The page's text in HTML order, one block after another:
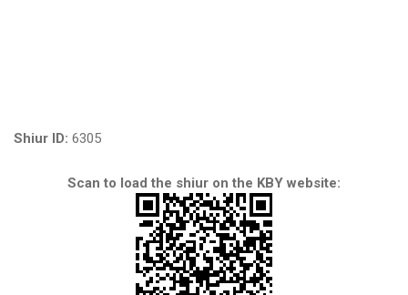
Shiur ID: 6305
Scan to load the shiur on the KBY website: